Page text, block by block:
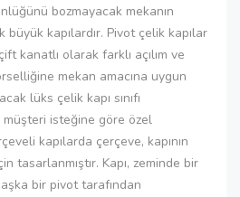
bozmayacak mekanın
büyük kapılardır. Pivot çelik kapılar
kanatlı olarak farklı açılım ve
mekan amacına uygun
lüks çelik kapı sınıfı
müşteri isteğine göre özel
kapılarda çerçeve, kapının
tasarlanmıştır. Kapı, zeminde bir
bir pivot tarafından